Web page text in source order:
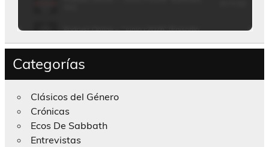
Categorías
Clásicos del Género
Crónicas
Ecos De Sabbath
Entrevistas